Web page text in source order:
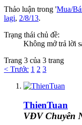
Thảo luận trong 'Mua/
lagi, 2/8/13.
Trạng thái chủ đề:
Không mở trả lời
Trang 3 của 3 trang
< Trước 1 2 3
ThienTuan
VĐV Chuyên